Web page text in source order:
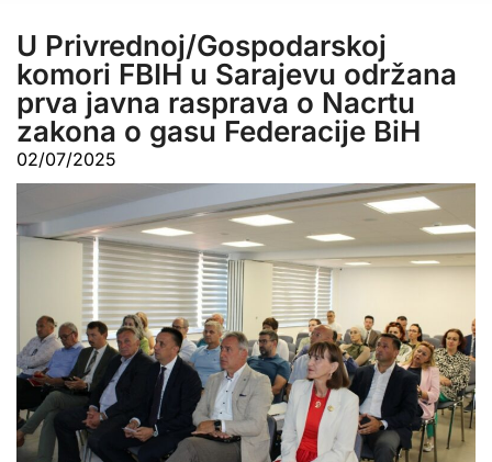
U Privrednoj/Gospodarskoj
komori FBIH u Sarajevu održana
prva javna rasprava o Nacrtu
zakona o gasu Federacije BiH
02/07/2025